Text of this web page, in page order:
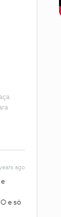
ago
e
e só